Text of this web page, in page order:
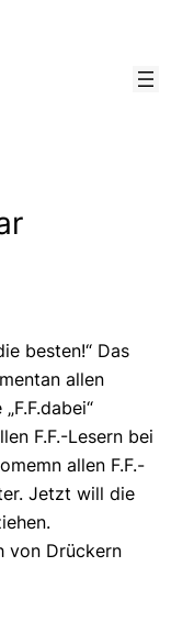
besten!“ Das
allen
F.F.-Lesern bei
allen F.F.-
Jetzt will die
von Drückern